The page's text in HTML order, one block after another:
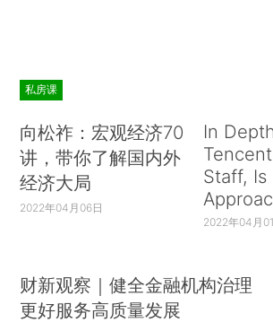
私房课
向松祚：宏观经济70
讲，带你了解国内外
经济大局
2022年04月06日
In
Staff, Is
2022年04月
财新观察｜健全金融机构治理
更好服务高质量发展